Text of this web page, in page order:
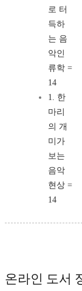
로 터
득하
는 음
악인
류학 =
14
1. 한
마리
의 개
미가
보는
음악
현상 =
14
온라인 도서